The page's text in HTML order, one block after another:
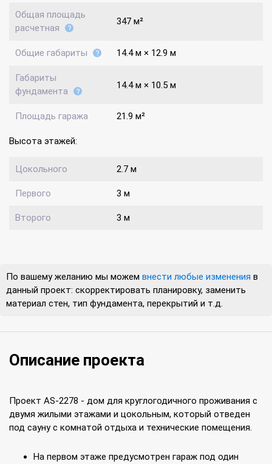
Общая площадь
расчетная
347 м²
Общие габариты 14.4 м × 12.9 м
Габариты
фундамента
14.4 м × 10.5 м
Площадь гаража 21.9 м²
Высота этажей:
Цокольного 2.7 м
Первого 3 м
Второго 3 м
По вашему желанию мы можем внести любые изменения в
данный проект: скорректировать планировку, заменить
материал стен, тип фундамента, перекрытий и т.д.
Описание проекта
Проект AS-2278 - дом для круглогодичного проживания с
двумя жилыми этажами и цокольным, который отведен
под сауну с комнатой отдыха и технические помещения.
На первом этаже предусмотрен гараж под один